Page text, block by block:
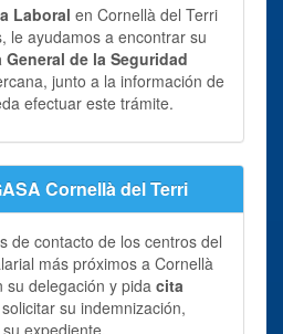
Laboral en Cornellà del Terri
le ayudamos a encontrar su
General de la Seguridad
junto a la información de
efectuar este trámite.
Cornellà del Terri
de contacto de los centros del
más próximos a Cornellà
su delegación y pida cita
su indemnización,
expediente.